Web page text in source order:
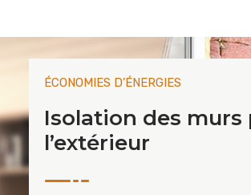
ÉCONOMIES D’ÉNERGIES
Isolation des murs
l’extérieur